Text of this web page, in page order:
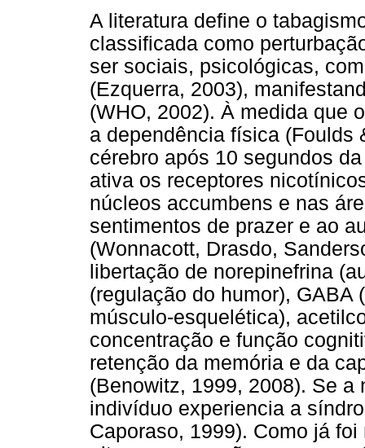
A literatura define o
classificada como
ser sociais, psicológicas,
(Ezquerra, 2003),
(WHO, 2002). À medida que
a dependência física (Foulds
cérebro após 10 segundos
ativa os receptores
núcleos accumbens e nas
sentimentos de prazer e ao
(Wonnacott, Drasdo,
libertação de norepinefrina
(regulação do humor), GABA
músculo-esquelética),
concentração e função
retenção da memória e da
(Benowitz, 1999, 2008). Se
indivíduo experiencia a
Caporaso, 1999). Como já